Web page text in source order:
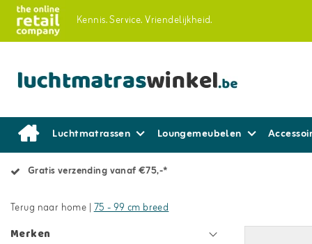
Kennis.Service.Vriendelijkheid.
Luchtmatrassen Loungemeubelen
Gratis verzending vanaf €75,-*
Terug naar home |75 - 99 cm breed
Merken